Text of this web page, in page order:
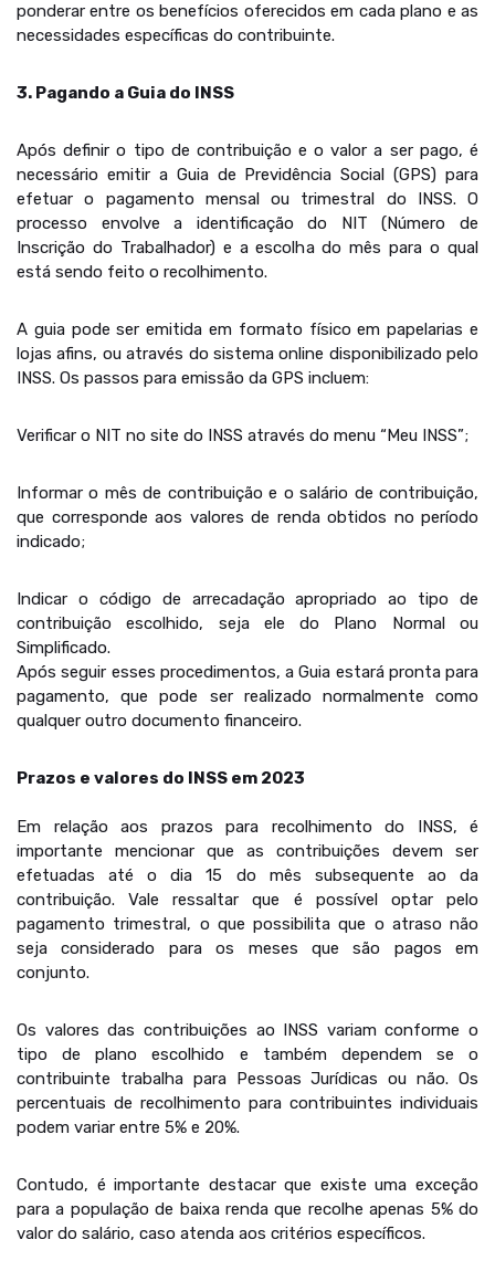
ponderar entre os benefícios oferecidos em cada plano e as
necessidades específicas do contribuinte.
3. Pagando a Guia do INSS
Após definir o tipo de contribuição e o valor a ser pago, é
necessário emitir a Guia de Previdência Social (GPS) para
efetuar o pagamento mensal ou trimestral do INSS. O
processo envolve a identificação do NIT (Número de
Inscrição do Trabalhador) e a escolha do mês para o qual
está sendo feito o recolhimento.
A guia pode ser emitida em formato físico em papelarias e
lojas afins, ou através do sistema online disponibilizado pelo
INSS. Os passos para emissão da GPS incluem:
Verificar o NIT no site do INSS através do menu “Meu INSS”;
Informar o mês de contribuição e o salário de contribuição,
que corresponde aos valores de renda obtidos no período
indicado;
Indicar o código de arrecadação apropriado ao tipo de
contribuição escolhido, seja ele do Plano Normal ou
Simplificado.
Após seguir esses procedimentos, a Guia estará pronta para
pagamento, que pode ser realizado normalmente como
qualquer outro documento financeiro.
Prazos e valores do INSS em 2023
Em relação aos prazos para recolhimento do INSS, é
importante mencionar que as contribuições devem ser
efetuadas até o dia 15 do mês subsequente ao da
contribuição. Vale ressaltar que é possível optar pelo
pagamento trimestral, o que possibilita que o atraso não
seja considerado para os meses que são pagos em
conjunto.
Os valores das contribuições ao INSS variam conforme o
tipo de plano escolhido e também dependem se o
contribuinte trabalha para Pessoas Jurídicas ou não. Os
percentuais de recolhimento para contribuintes individuais
podem variar entre 5% e 20%.
Contudo, é importante destacar que existe uma exceção
para a população de baixa renda que recolhe apenas 5% do
valor do salário, caso atenda aos critérios específicos.